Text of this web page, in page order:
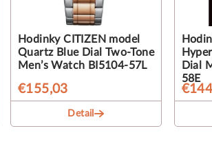
Hodinky CITIZEN model
Quartz Blue Dial Two-Tone
Men’s Watch BI5104-57L
€155,03
Detail
Dial
58E